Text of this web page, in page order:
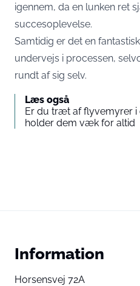
igennem, da en lunken ret
succesoplevelse.
Samtidig er det en
undervejs i processen,
rundt af sig selv.
Læs også
Er du træt af flyvemyrer i
holder dem væk for altid
Information
Horsensvej 72A